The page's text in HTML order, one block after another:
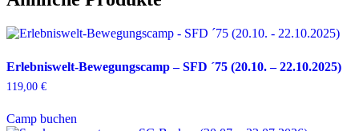
Erlebniswelt-Bewegungscamp – SFD ´75 (20.10. – 22.10.2025)
119,00 €
Camp buchen